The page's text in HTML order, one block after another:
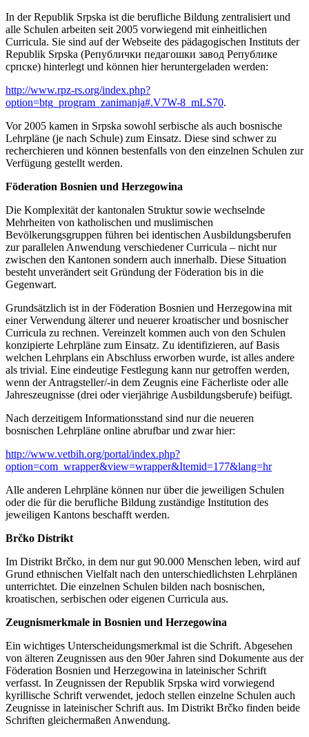
In der Republik Srpska ist die berufliche Bildung zentralisiert und
alle Schulen arbeiten seit 2005 vorwiegend mit einheitlichen
Curricula. Sie sind auf der Webseite des pädagogischen Instituts der
Republik Srpska (Републички педагошки завод Републике
српске) hinterlegt und können hier heruntergeladen werden:
http://www.rpz-rs.org/index.php?
option=btg_program_zanimanja#.V7W-8_mLS70.
Vor 2005 kamen in Srpska sowohl serbische als auch bosnische
Lehrpläne (je nach Schule) zum Einsatz. Diese sind schwer zu
recherchieren und können bestenfalls von den einzelnen Schulen zur
Verfügung gestellt werden.
Föderation Bosnien und Herzegowina
Die Komplexität der kantonalen Struktur sowie wechselnde
Mehrheiten von katholischen und muslimischen
Bevölkerungsgruppen führen bei identischen Ausbildungsberufen
zur parallelen Anwendung verschiedener Curricula – nicht nur
zwischen den Kantonen sondern auch innerhalb. Diese Situation
besteht unverändert seit Gründung der Föderation bis in die
Gegenwart.
Grundsätzlich ist in der Föderation Bosnien und Herzegowina mit
einer Verwendung älterer und neuerer kroatischer und bosnischer
Curricula zu rechnen. Vereinzelt kommen auch von den Schulen
konzipierte Lehrpläne zum Einsatz. Zu identifizieren, auf Basis
welchen Lehrplans ein Abschluss erworben wurde, ist alles andere
als trivial. Eine eindeutige Festlegung kann nur getroffen werden,
wenn der Antragsteller/-in dem Zeugnis eine Fächerliste oder alle
Jahreszeugnisse (drei oder vierjährige Ausbildungsberufe) beifügt.
Nach derzeitigem Informationsstand sind nur die neueren
bosnischen Lehrpläne online abrufbar und zwar hier:
http://www.vetbih.org/portal/index.php?
option=com_wrapper&view=wrapper&Itemid=177&lang=hr
Alle anderen Lehrpläne können nur über die jeweiligen Schulen
oder die für die berufliche Bildung zuständige Institution des
jeweiligen Kantons beschafft werden.
Brčko Distrikt
Im Distrikt Brčko, in dem nur gut 90.000 Menschen leben, wird auf
Grund ethnischen Vielfalt nach den unterschiedlichsten Lehrplänen
unterrichtet. Die einzelnen Schulen bilden nach bosnischen,
kroatischen, serbischen oder eigenen Curricula aus.
Zeugnismerkmale in Bosnien und Herzegowina
Ein wichtiges Unterscheidungsmerkmal ist die Schrift. Abgesehen
von älteren Zeugnissen aus den 90er Jahren sind Dokumente aus der
Föderation Bosnien und Herzegowina in lateinischer Schrift
verfasst. In Zeugnissen der Republik Srpska wird vorwiegend
kyrillische Schrift verwendet, jedoch stellen einzelne Schulen auch
Zeugnisse in lateinischer Schrift aus. Im Distrikt Brčko finden beide
Schriften gleichermaßen Anwendung.